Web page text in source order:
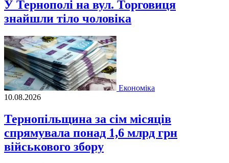
У Тернополі на вул. Торговиця
знайшли тіло чоловіка
Економіка
10.08.2026
Тернопільщина за сім місяців
спрямувала понад 1,6 млрд грн
військового збору